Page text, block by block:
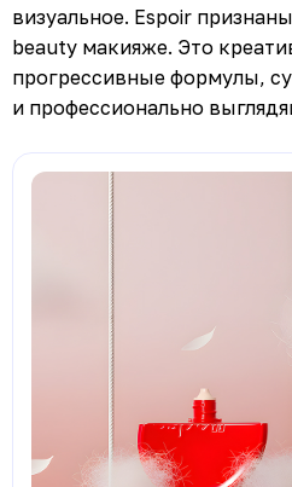
визуальное. Espoir
beauty макияже. Это
прогрессивные формулы,
и профессионально